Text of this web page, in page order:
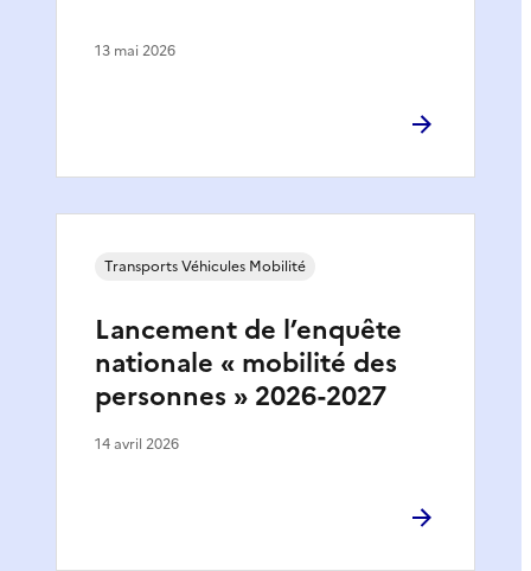
13 mai 2026
Lancement de l’enquête
nationale « mobilité des
personnes » 2026-2027
Transports Véhicules Mobilité
14 avril 2026